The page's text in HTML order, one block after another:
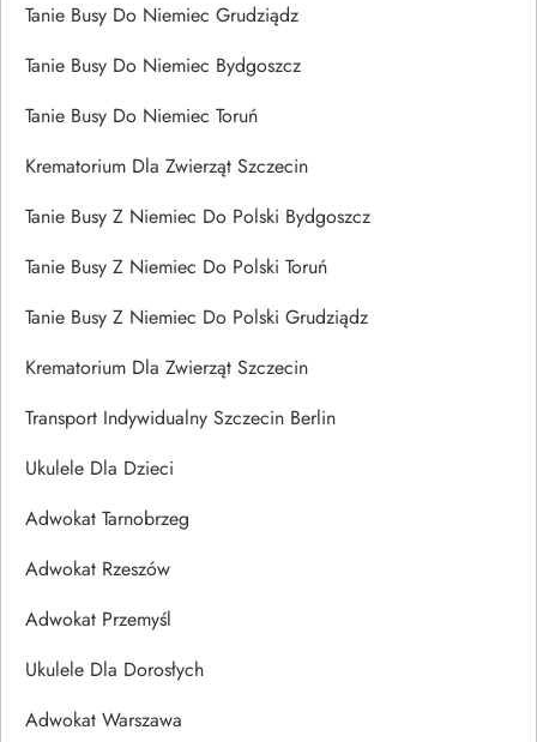
Tanie Busy Do Niemiec Grudziądz
Tanie Busy Do Niemiec Bydgoszcz
Tanie Busy Do Niemiec Toruń
Krematorium Dla Zwierząt Szczecin
Tanie Busy Z Niemiec Do Polski Bydgoszcz
Tanie Busy Z Niemiec Do Polski Toruń
Tanie Busy Z Niemiec Do Polski Grudziądz
Krematorium Dla Zwierząt Szczecin
Transport Indywidualny Szczecin Berlin
Ukulele Dla Dzieci
Adwokat Tarnobrzeg
Adwokat Rzeszów
Adwokat Przemyśl
Ukulele Dla Dorosłych
Adwokat Warszawa